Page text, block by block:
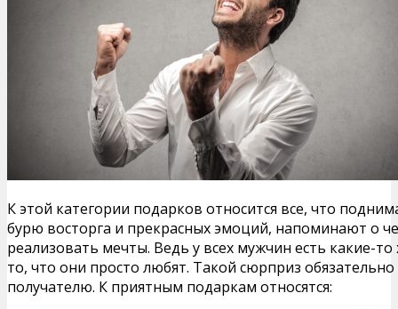
К этой категории подарков относится все, что
бурю восторга и прекрасных эмоций, напоминают о
реализовать мечты. Ведь у всех мужчин есть какие-
то, что они просто любят. Такой сюрприз
получателю. К приятным подаркам относятся: